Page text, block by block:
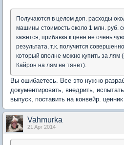
Получаются в целом доп. расходы
машины стоимость около 1 млн. руб.
кажется, прибавка к цене не очень
результата, т.к. получится
который вполне можно купить за лям
Кайрон на лям не тянет).
Вы ошибаетесь. Все это нужно
документировать, внедрить,
выпуск, поставить на конвейр.
Vahmurka
21 Apr 2014